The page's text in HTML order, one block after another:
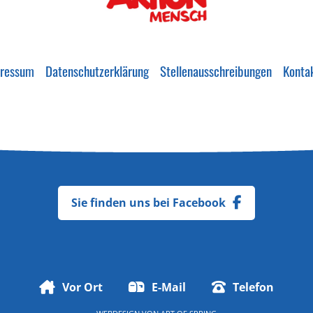
Datenschutzerklärung Stellenausschreibungen
Sie finden uns bei Facebook
Vor Ort E-Mail Telefon